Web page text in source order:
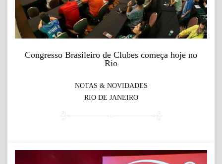
Congresso Brasileiro de Clubes começa hoje no
Rio
NOTAS & NOVIDADES
RIO DE JANEIRO